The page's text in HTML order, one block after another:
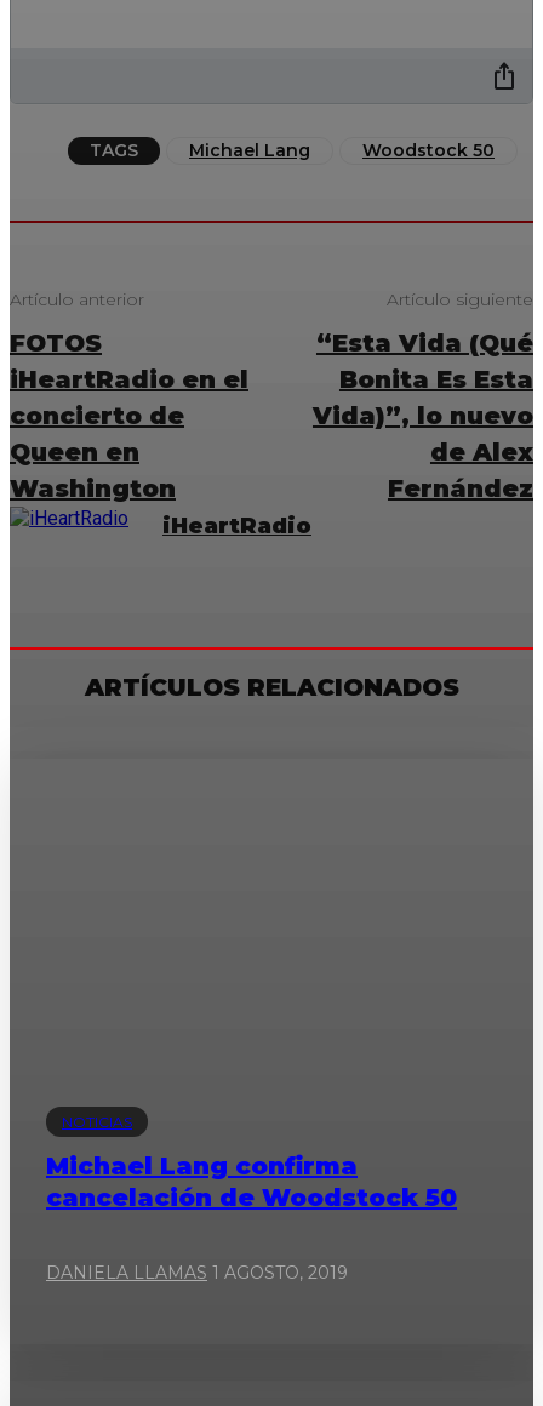
TAGS Michael Lang Woodstock 50
Artículo anterior
FOTOS
iHeartRadio en el
concierto de
Queen en
Washington
Artículo siguiente
“Esta Vida (Qué
Bonita Es Esta
Vida)”, lo nuevo
de Alex
Fernández
iHeartRadio
ARTÍCULOS RELACIONADOS
NOTICIAS
Michael Lang confirma
cancelación de Woodstock 50
DANIELA LLAMAS 1 AGOSTO, 2019